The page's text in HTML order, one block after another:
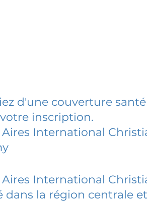
d'une couverture
inscription.
International
Aires International
dans la région centrale